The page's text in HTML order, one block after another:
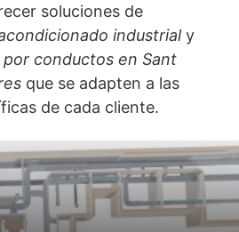
soluciones de
industrialy
conductos en Sant
que se adapten a las
de cada cliente.